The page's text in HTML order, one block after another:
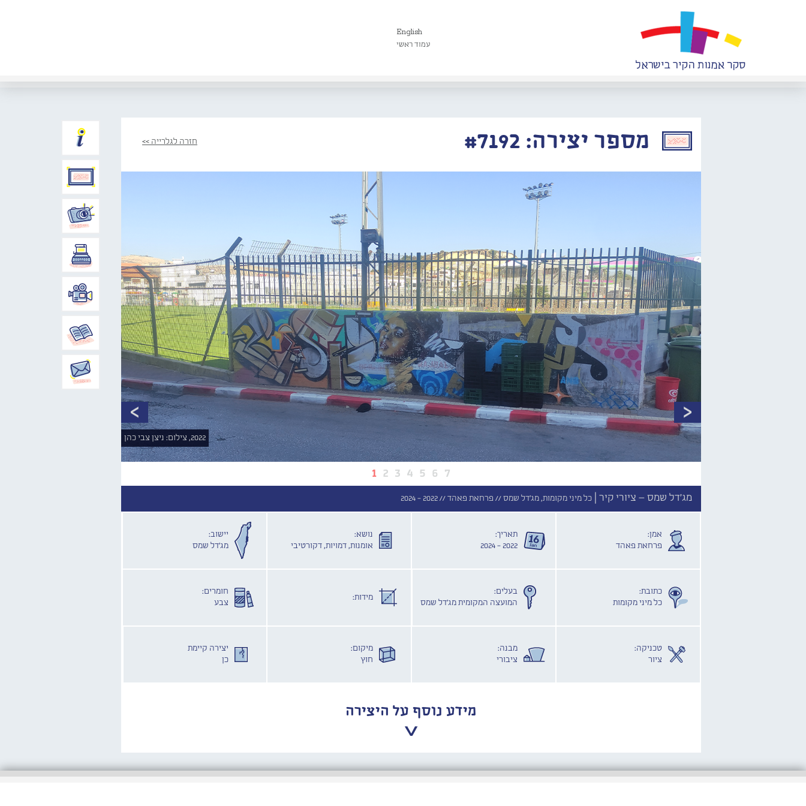
English
עמוד ראשי
מספר יצירה: #7192 חזרה לגלרייה >>
1 2 3 4 5 6 7
2022, צילום: ניצן צבי כהן
מג'דל שמס – ציורי קיר | כל מיני מקומות, מג'דל שמס //פרחאת פאהד //2022 - 2024
אמן:
פרחאת פאהד
תאריך:
2022 - 2024
נושא:
אומנות, דמויות, דקורטיבי
יישוב:
מג'דל שמס
כתובת:
כל מיני מקומות
בעלים:
המועצה המקומית מג'דל שמס
מידות:
חומרים:
צבע
טכניקה:
ציור
מבנה:
ציבורי
מיקום:
חוץ
יצירה קיימת
כן
מידע נוסף על היצירה